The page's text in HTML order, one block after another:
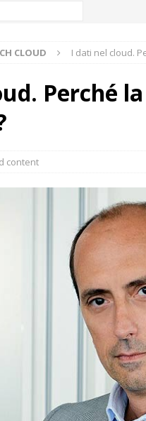
CLOUD I dati nel cloud.
Perché
content